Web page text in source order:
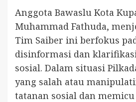
Anggota Bawaslu Kota
Muhammad Fathuda,
Tim Saiber ini berfokus
disinformasi dan
sosial. Dalam situasi
yang salah atau
tatanan sosial dan